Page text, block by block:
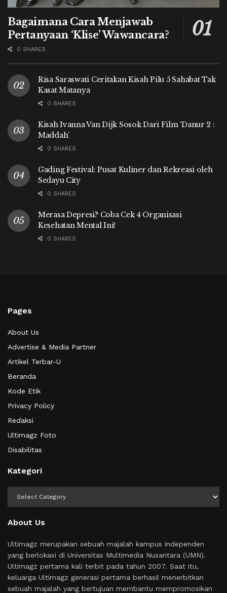
Bagaimana Cara Menjawab
Pertanyaan ‘Klise’ Wawancara?
0 SHARES
Risa Saraswati Ceritakan Kisah Pilu 5 Sahabat Tak
Kasat Matanya
0 SHARES
Kisah Ivanna Van Dijk Sosok Dari Film ‘Danur 2 :
Maddah’
0 SHARES
Gading Festival: Pusat Kuliner dan Rekreasi oleh
Sedayu City
0 SHARES
Merasa Depresi? Coba Cek 4 Organisasi
Kesehatan Mental Ini!
0 SHARES
Pages
About Us
Advertise & Media Partner
Artikel Terbar-U
Beranda
Kode Etik
Privacy Policy
Redaksi
Ultimagz Foto
Disabilitas
Kategori
About Us
Ultimagz merupakan sebuah majalah kampus independen
yang berlokasi di Universitas Multimedia Nusantara (UMN).
Ultimagz pertama kali terbit pada tahun 2007. Saat itu,
keluarga Ultimagz generasi pertama berhasil menerbitkan
sebuah majalah yang bertujuan membantu mempromosikan